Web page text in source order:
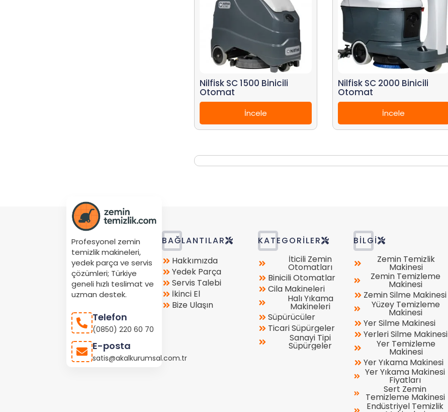
Nilfisk SC 1500 Binicili
Otomat
İncele
Nilfisk SC 2000 Binicili
Otomat
İncele
Profesyonel zemin
temizlik makineleri,
yedek parça ve servis
çözümleri; Türkiye
geneli hızlı teslimat ve
uzman destek.
Telefon
(0850) 220 60 70
E-posta
satis@akalkurumsal.com.tr
BAĞLANTILAR
Store
Location
Hakkımızda
Yedek Parça
Servis Talebi
İkinci El
Bize Ulaşın
KATEGORILER
İticili Zemin
Otomatları
Binicili Otomatlar
Cila Makineleri
Halı Yıkama
Makineleri
Süpürücüler
Ticari Süpürgeler
Sanayi Tipi
Süpürgeler
BILGI
Zemin Temizlik
Makinesi
Zemin Temizleme
Makinesi
Zemin Silme Makinesi
Yüzey Temizleme
Makinesi
Yer Silme Makinesi
Yerleri Silme Makinesi
Yer Temizleme
Makinesi
Yer Yıkama Makinesi
Yer Yıkama Makinesi
Fiyatları
Sert Zemin
Temizleme Makinesi
Endüstriyel Temizlik